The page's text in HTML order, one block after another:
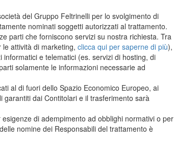
del Gruppo Feltrinelli per lo svolgimento di
nominati soggetti autorizzati al trattamento.
parti che forniscono servizi su nostra richiesta. Tra
attività di marketing, clicca qui per saperne di più),
e telematici (es. servizi di hosting, di
solamente le informazioni necessarie ad
al di fuori dello Spazio Economico Europeo, ai
dai Contitolari e il trasferimento sarà
di adempimento ad obblighi normativi o per
nomine dei Responsabili del trattamento è